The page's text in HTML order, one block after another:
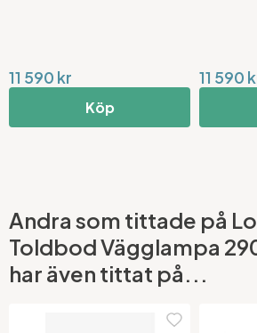
11 590 kr
Köp
11 590
Andra som tittade på
Toldbod Vägglampa
har även tittat på...